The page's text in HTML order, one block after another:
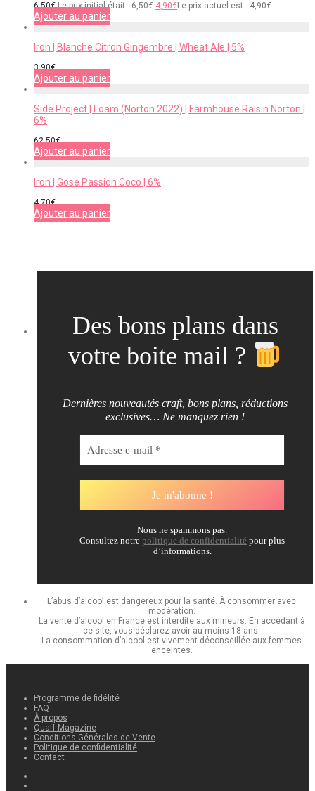
6,50€ Le prix initial était : 6,50€.4,90€Le prix actuel est : 4,90€.
Ajouter au panier
Iron | Blanche Citron Gingembre | Wheat Ale | 5%
3,90€
Ajouter au panier
Side Project | Loam (Norton 2022) | Farmhouse Raisin Norton |
6%
62,50€
Ajouter au panier
Iron | Gose Passion Coco | 6%
4,70€
Ajouter au panier
Des bons plans dans
votre boite mail ?
Dernières nouveautés craft, bons plans, réductions
exclusives… Ne manquez rien !
Nous ne spammons pas.
Consultez notre politique de confidentialité pour plus
d’informations.
L’abus d’alcool est dangereux pour la santé. À consommer avec
modération.
La vente d’alcool en France est interdite aux mineurs. En accédant à
ce site, vous déclarez avoir au moins 18 ans.
La consommation d’alcool est vivement déconseillée aux femmes
enceintes.
Programme de fidélité
FAQ
À propos
Quaff Magazine
Conditions Générales de Vente
Politique de confidentialité
Contact